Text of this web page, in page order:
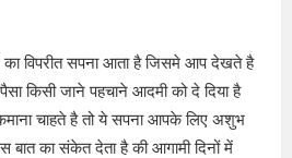
विपरीत सपना आता है जिसमे आप देखते है
किसी जाने पहचाने आदमी को दे दिया है
चाहते है तो ये सपना आपके लिए अशुभ
बात का संकेत देता है की आगामी दिनों में